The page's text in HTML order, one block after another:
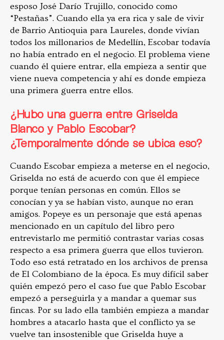
esposo José Darío Trujillo, conocido como
“Pestañas”. Cuando ella ya era rica y sale de vivir
de Barrio Antioquia para Laureles, donde vivían
todos los millonarios de Medellín, Escobar todavía
no había entrado en el negocio. El problema viene
cuando él quiere entrar, ella empieza a sentir que
viene nueva competencia y ahí es donde empieza
una primera guerra entre ellos.
¿Hubo una guerra entre Griselda
Blanco y Pablo Escobar?
¿Temporalmente dónde se ubica eso?
Cuando Escobar empieza a meterse en el negocio,
Griselda no está de acuerdo con que él empiece
porque tenían personas en común. Ellos se
conocían y ya se habían visto, aunque no eran
amigos. Popeye es un personaje que está apenas
mencionado en un capítulo del libro pero
entrevistarlo me permitió contrastar varias cosas
respecto a esa primera guerra que ellos tuvieron.
Todo eso está retratado en los archivos de prensa
de El Colombiano de la época. Es muy difícil saber
quién empezó pero el caso fue que Pablo Escobar
empezó a perseguirla y a mandar a quemar sus
fincas. Por su lado ella también empieza a mandar
hombres a atacarlo hasta que el conflicto ya se
vuelve tan insostenible que Griselda huye a